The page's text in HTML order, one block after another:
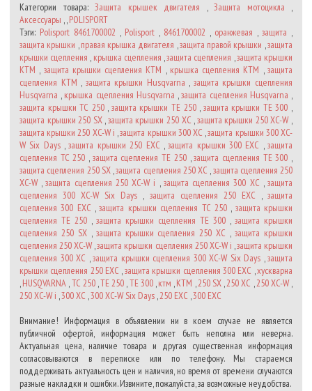
Категории товара: Защита крышек двигателя , Защита мотоцикла ,
Аксессуары , ,POLISPORT
Тэги: Polisport 8461700002 , Polisport , 8461700002 , оранжевая , защита ,
защита крышки ,правая крышка двигателя ,защита правой крышки ,защита
крышки сцепления , крышка сцепления ,защита сцепления ,защита крышки
KTM , защита крышки сцепления KTM , крышка сцепления KTM ,защита
сцепления KTM , защита крышки Husqvarna , защита крышки сцепления
Husqvarna , крышка сцепления Husqvarna ,защита сцепления Husqvarna ,
защита крышки TC 250, защита крышки TE 250, защита крышки TE 300 ,
защита крышки 250 SX,защита крышки 250 XC ,защита крышки 250 XC-W,
защита крышки 250 XC-W i ,защита крышки 300 XC ,защита крышки 300 XC-
W Six Days,защита крышки 250 EXC ,защита крышки 300 EXC ,защита
сцепления TC 250 , защита сцепления TE 250,защита сцепления TE 300 ,
защита сцепления 250 SX,защита сцепления 250 XC ,защита сцепления 250
XC-W,защита сцепления 250 XC-W i , защита сцепления 300 XC ,защита
сцепления 300 XC-W Six Days , защита сцепления 250 EXC ,защита
сцепления 300 EXC ,защита крышки сцепления TC 250, защита крышки
сцепления TE 250 , защита крышки сцепления TE 300 , защита крышки
сцепления 250 SX, защита крышки сцепления 250 XC ,защита крышки
сцепления 250 XC-W,защита крышки сцепления 250 XC-W i ,защита крышки
сцепления 300 XC ,защита крышки сцепления 300 XC-W Six Days ,защита
крышки сцепления 250 EXC ,защита крышки сцепления 300 EXC ,хускварна
,HUSQVARNA ,TC 250,TE 250 ,TE 300,ктм ,KTM ,250 SX,250 XC ,250 XC-W,
250 XC-W i ,300 XC ,300 XC-W Six Days ,250 EXC ,300 EXC
Внимание! Информация в объявлении ни в коем случае не является
публичной офертой, информация может быть неполна или неверна.
Актуальная цена, наличие товара и другая существенная информация
согласовываются в переписке или по телефону. Мы стараемся
поддерживать актуальность цен и наличия, но время от времени случаются
разные накладки и ошибки. Извините, пожалуйста, за возможные неудобства.